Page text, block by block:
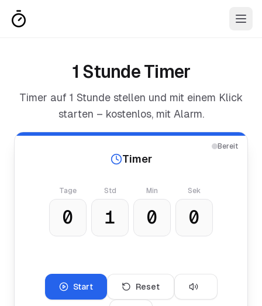
1 Stunde Timer
Timer auf 1 Stunde stellen und mit einem Klick
starten – kostenlos, mit Alarm.
Bereit
Timer
Tage Std Min Sek
Start Reset